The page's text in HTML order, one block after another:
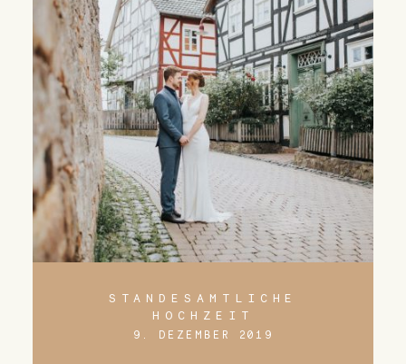
STANDESAMTLICHE
HOCHZEIT
9. DEZEMBER 2019